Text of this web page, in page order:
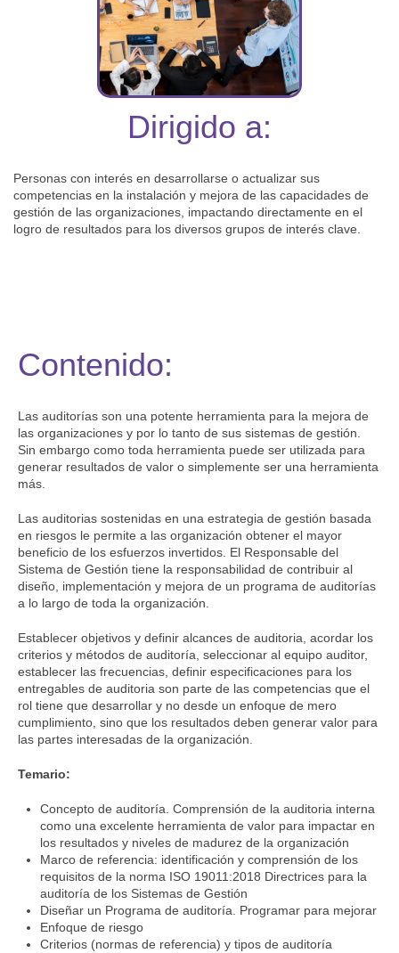
Dirigido a:
Personas con interés en desarrollarse o actualizar sus
competencias en la instalación y mejora de las capacidades de
gestión de las organizaciones, impactando directamente en el
logro de resultados para los diversos grupos de interés clave.
Contenido:
Las auditorías son una potente herramienta para la mejora de
las organizaciones y por lo tanto de sus sistemas de gestión.
Sin embargo como toda herramienta puede ser utilizada para
generar resultados de valor o simplemente ser una herramienta
más.
Las auditorias sostenidas en una estrategia de gestión basada
en riesgos le permite a las organización obtener el mayor
beneficio de los esfuerzos invertidos. El Responsable del
Sistema de Gestión tiene la responsabilidad de contribuir al
diseño, implementación y mejora de un programa de auditorías
a lo largo de toda la organización.
Establecer objetivos y definir alcances de auditoria, acordar los
criterios y métodos de auditoría, seleccionar al equipo auditor,
establecer las frecuencias, definir especificaciones para los
entregables de auditoria son parte de las competencias que el
rol tiene que desarrollar y no desde un enfoque de mero
cumplimiento, sino que los resultados deben generar valor para
las partes interesadas de la organización.
Temario:
Concepto de auditoría. Comprensión de la auditoria interna
como una excelente herramienta de valor para impactar en
los resultados y niveles de madurez de la organización
Marco de referencia: identificación y comprensión de los
requisitos de la norma ISO 19011:2018 Directrices para la
auditoría de los Sistemas de Gestión
Diseñar un Programa de auditoría. Programar para mejorar
Enfoque de riesgo
Criterios (normas de referencia) y tipos de auditoría